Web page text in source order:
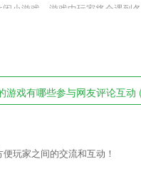
小游戏，游戏中玩家将会遇到
，玩家需要尽全力的去突破它们
作，优化工作方式，提高效率
荐给你，美颜起来更加的轻松。
，一键即可完成支付的操作。
游戏有哪些参与网友评论互动
玩家之间的交流和互动！